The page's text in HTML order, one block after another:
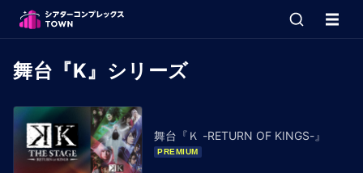
舞台『K』シリーズ
舞台『Ｋ -RETURN OF KINGS-』
PREMIUM